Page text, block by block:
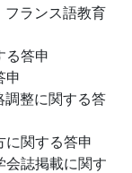
ランス語教育
答申
申
整に関する答
関する答申
誌掲載に関す